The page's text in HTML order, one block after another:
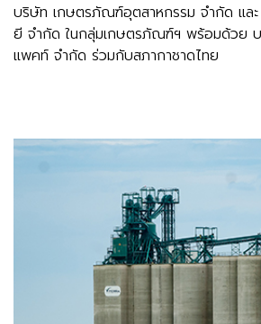
บริษัท เกษตรภัณฑ์อุตสาหกรรม จำกัด แล
ยี จำกัด ในกลุ่มเกษตรภัณฑ์ฯ พร้อมด้วย
แพคท์ จำกัด ร่วมกับสภากาชาดไทย